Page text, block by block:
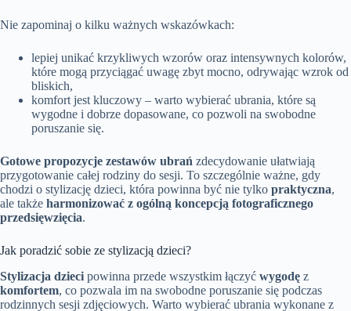
Nie zapominaj o kilku ważnych wskazówkach:
lepiej unikać krzykliwych wzorów oraz intensywnych kolorów,
które mogą przyciągać uwagę zbyt mocno, odrywając wzrok od
bliskich,
komfort jest kluczowy – warto wybierać ubrania, które są
wygodne i dobrze dopasowane, co pozwoli na swobodne
poruszanie się.
Gotowe propozycje zestawów ubrań zdecydowanie ułatwiają
przygotowanie całej rodziny do sesji. To szczególnie ważne, gdy
chodzi o stylizację dzieci, która powinna być nie tylko praktyczna,
ale także harmonizować z ogólną koncepcją fotograficznego
przedsięwzięcia.
Jak poradzić sobie ze stylizacją dzieci?
Stylizacja dzieci powinna przede wszystkim łączyć wygodę z
komfortem, co pozwala im na swobodne poruszanie się podczas
rodzinnych sesji zdjęciowych. Warto wybierać ubrania wykonane z